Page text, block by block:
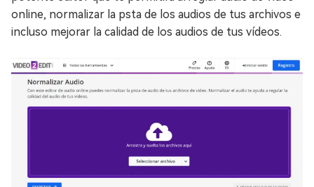
online, normalizar la psta de los audios de tus archivos e
incluso mejorar la calidad de los audios de tus vídeos.